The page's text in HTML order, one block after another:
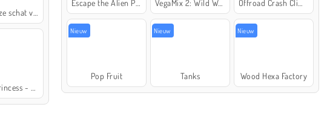
Mysterieuze schat van de zee
VegaMix 2: Wild West
Nieuw
Pop Fruit
Nieuw
Tanks
Nieuw
Wood Hexa Factory